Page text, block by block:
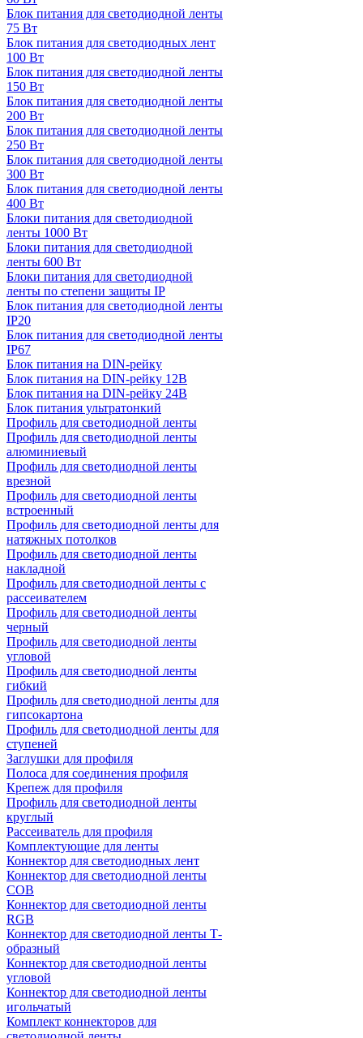
Блок питания для светодиодной ленты
75 Вт
Блок питания для светодиодных лент
100 Вт
Блок питания для светодиодной ленты
150 Вт
Блок питания для светодиодной ленты
200 Вт
Блок питания для светодиодной ленты
250 Вт
Блок питания для светодиодной ленты
300 Вт
Блок питания для светодиодной ленты
400 Вт
Блоки питания для светодиодной
ленты 1000 Вт
Блоки питания для светодиодной
ленты 600 Вт
Блоки питания для светодиодной
ленты по степени защиты IP
Блок питания для светодиодной ленты
IP20
Блок питания для светодиодной ленты
IP67
Блок питания на DIN-рейку
Блок питания на DIN-рейку 12В
Блок питания на DIN-рейку 24В
Блок питания ультратонкий
Профиль для светодиодной ленты
Профиль для светодиодной ленты
алюминиевый
Профиль для светодиодной ленты
врезной
Профиль для светодиодной ленты
встроенный
Профиль для светодиодной ленты для
натяжных потолков
Профиль для светодиодной ленты
накладной
Профиль для светодиодной ленты с
рассеивателем
Профиль для светодиодной ленты
черный
Профиль для светодиодной ленты
угловой
Профиль для светодиодной ленты
гибкий
Профиль для светодиодной ленты для
гипсокартона
Профиль для светодиодной ленты для
ступеней
Заглушки для профиля
Полоса для соединения профиля
Крепеж для профиля
Профиль для светодиодной ленты
круглый
Рассеиватель для профиля
Комплектующие для ленты
Коннектор для светодиодных лент
Коннектор для светодиодной ленты
COB
Коннектор для светодиодной ленты
RGB
Коннектор для светодиодной ленты Т-
образный
Коннектор для светодиодной ленты
угловой
Коннектор для светодиодной ленты
игольчатый
Комплект коннекторов для